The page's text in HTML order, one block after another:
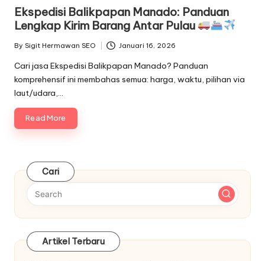
Ekspedisi Balikpapan Manado: Panduan
Lengkap Kirim Barang Antar Pulau
Posted
by
By Sigit Hermawan SEO Januari 16, 2026
Cari jasa Ekspedisi Balikpapan Manado? Panduan
komprehensif ini membahas semua: harga, waktu, pilihan via
laut/udara,…
Read More
Cari
Artikel Terbaru